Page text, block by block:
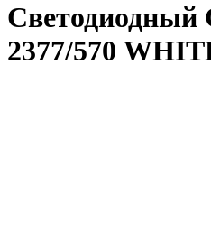
Светодиодный
2377/570